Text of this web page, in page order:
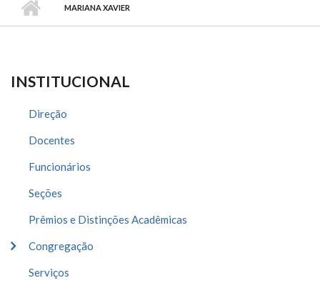
MARIANA XAVIER
INSTITUCIONAL
Direção
Docentes
Funcionários
Seções
Prêmios e Distinções Acadêmicas
Congregação
Serviços